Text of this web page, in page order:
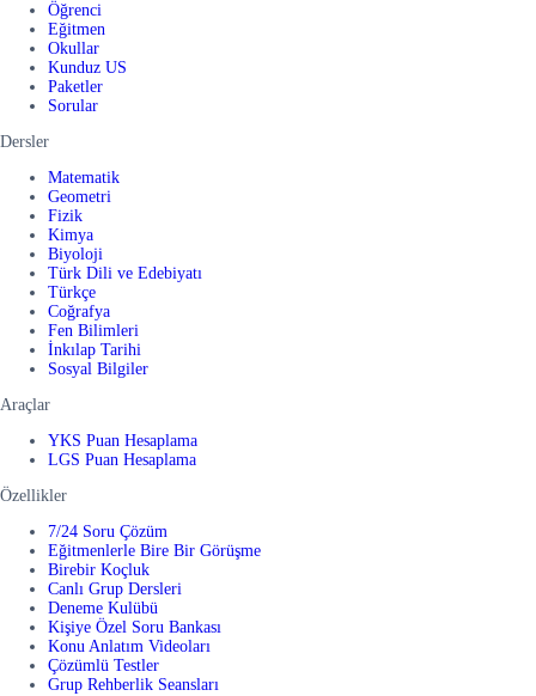
Öğrenci
Eğitmen
Okullar
Kunduz US
Paketler
Sorular
Dersler
Matematik
Geometri
Fizik
Kimya
Biyoloji
Türk Dili ve Edebiyatı
Türkçe
Coğrafya
Fen Bilimleri
İnkılap Tarihi
Sosyal Bilgiler
Araçlar
YKS Puan Hesaplama
LGS Puan Hesaplama
Özellikler
7/24 Soru Çözüm
Eğitmenlerle Bire Bir Görüşme
Birebir Koçluk
Canlı Grup Dersleri
Deneme Kulübü
Kişiye Özel Soru Bankası
Konu Anlatım Videoları
Çözümlü Testler
Grup Rehberlik Seansları